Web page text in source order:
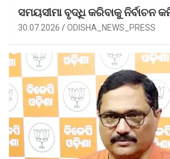
ସମୟସୀମା ବୃଦ୍ଧି କରିବାକୁ ନିର୍ବାଚନ
30.07.2026 ODISHA_NEWS_PRESS